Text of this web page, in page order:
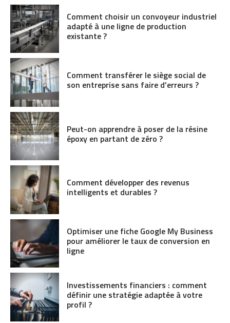
Comment choisir un convoyeur industriel
adapté à une ligne de production
existante ?
Comment transférer le siège social de
son entreprise sans faire d’erreurs ?
Peut-on apprendre à poser de la résine
époxy en partant de zéro ?
Comment développer des revenus
intelligents et durables ?
Optimiser une fiche Google My Business
pour améliorer le taux de conversion en
ligne
Investissements financiers : comment
définir une stratégie adaptée à votre
profil ?